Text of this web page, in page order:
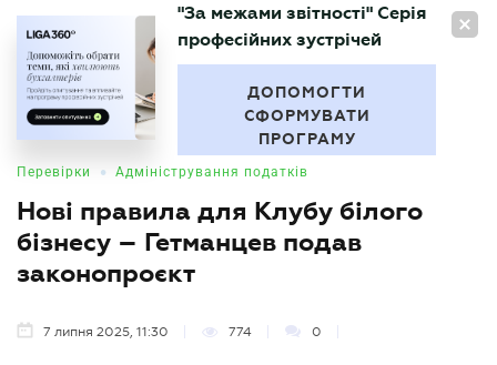
UA
БУХГАЛТЕР
"За межами звітності" Серія
професійних зустрічей
ДОПОМОГТИ
СФОРМУВАТИ
ПРОГРАМУ
Перевірки • Адміністрування податків
Нові правила для Клубу білого
бізнесу – Гетманцев подав
законопроєкт
7 липня 2025, 11:30 774 0